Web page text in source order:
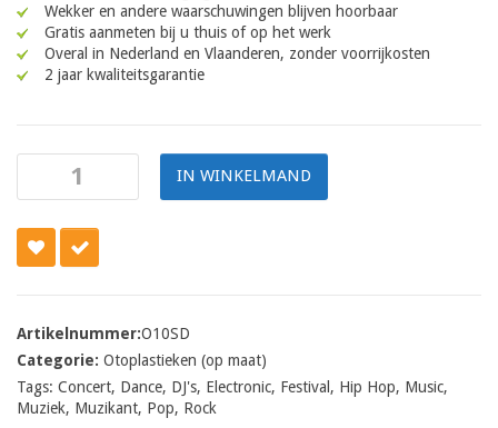
Wekker en andere waarschuwingen blijven hoorbaar
Gratis aanmeten bij u thuis of op het werk
Overal in Nederland en Vlaanderen, zonder voorrijkosten
2 jaar kwaliteitsgarantie
IN WINKELMAND
Artikelnummer:O10SD
Categorie: Otoplastieken (op maat)
Tags: Concert, Dance, DJ's, Electronic, Festival , Hip Hop, Music,
Muziek, Muzikant, Pop, Rock